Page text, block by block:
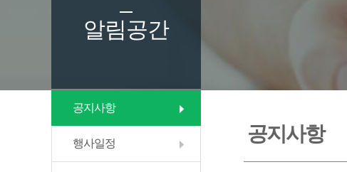
알림공간
공지사항
행사일정 공지사항